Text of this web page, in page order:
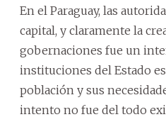
En el Paraguay, las
capital, y claramente la
gobernaciones fue un
instituciones del Estado
población y sus
intento no fue del todo